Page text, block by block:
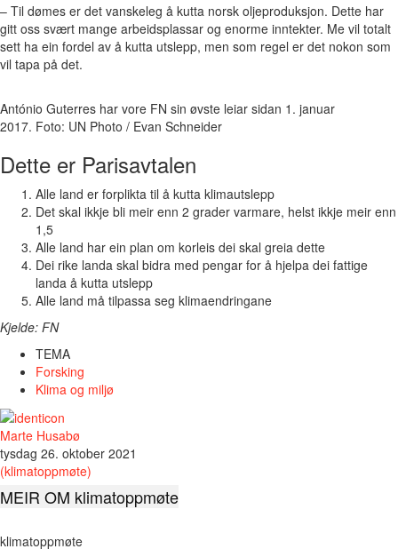
– Til dømes er det vanskeleg å kutta norsk oljeproduksjon. Dette har
gitt oss svært mange arbeidsplassar og enorme inntekter. Me vil totalt
sett ha ein fordel av å kutta utslepp, men som regel er det nokon som
vil tapa på det.
António Guterres har vore FN sin øvste leiar sidan 1. januar
2017. Foto: UN Photo / Evan Schneider
Dette er Parisavtalen
Alle land er forplikta til å kutta klimautslepp
Det skal ikkje bli meir enn 2 grader varmare, helst ikkje meir enn
1,5
Alle land har ein plan om korleis dei skal greia dette
Dei rike landa skal bidra med pengar for å hjelpa dei fattige
landa å kutta utslepp
Alle land må tilpassa seg klimaendringane
Kjelde: FN
TEMA
Forsking
Klima og miljø
Marte Husabø
tysdag 26. oktober 2021
(klimatoppmøte)
MEIR OM klimatoppmøte
klimatoppmøte